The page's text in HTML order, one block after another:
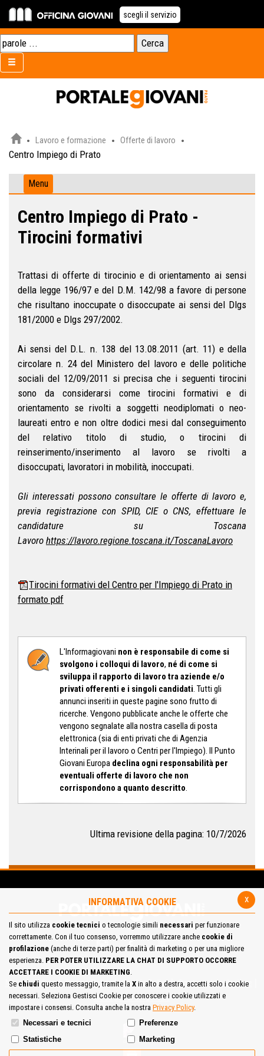
scegli il servizio
Lavoro e formazione Offerte di lavoro
Centro Impiego di Prato
Menu
Centro Impiego di Prato -
Tirocini formativi
Trattasi di offerte di tirocinio e di orientamento ai sensi
della legge 196/97 e del D.M. 142/98 a favore di persone
che risultano inoccupate o disoccupate ai sensi del Dlgs
181/2000 e Dlgs 297/2002.
Ai sensi del D.L. n. 138 del 13.08.2011 (art. 11) e della
circolare n. 24 del Ministero del lavoro e delle politiche
sociali del 12/09/2011 si precisa che i seguenti tirocini
sono da considerarsi come tirocini formativi e di
orientamento se rivolti a soggetti neodiplomati o neo-
laureati entro e non oltre dodici mesi dal conseguimento
del relativo titolo di studio, o tirocini di
reinserimento/inserimento al lavoro se rivolti a
disoccupati, lavoratori in mobilità, inoccupati.
Gli interessati possono consultare le offerte di lavoro e,
previa registrazione con SPID, CIE o CNS, effettuare le
candidature su Toscana
Lavoro https://lavoro.regione.toscana.it/ToscanaLavoro
Tirocini formativi del Centro per l'Impiego di Prato in
formato pdf
L'Informagiovani non è responsabile di come si
svolgono i colloqui di lavoro, né di come si
sviluppa il rapporto di lavoro tra aziende e/o
privati offerenti e i singoli candidati. Tutti gli
annunci inseriti in queste pagine sono frutto di
ricerche. Vengono pubblicate anche le offerte che
vengono segnalate alla nostra casella di posta
elettronica (sia di enti privati che di Agenzia
Interinali per il lavoro o Centri per l'Impiego). Il Punto
Giovani Europa declina ogni responsabilità per
eventuali offerte di lavoro che non
corrispondono a quanto descritto.
Ultima revisione della pagina: 10/7/2026
Mappa del Sito Privacy Policy Cookie Policy
Contatta la redazione
Cosa pensi del portale
x
INFORMATIVA COOKIE
Il sito utilizza cookie tecnici o tecnologie simili necessari per funzionare
correttamente. Con il tuo consenso, vorremmo utilizzare anche cookie di
profilazione (anche di terze parti) per finalità di marketing o per una migliore
esperienza. PER POTER UTILIZZARE LA CHAT DI SUPPORTO OCCORRE
ACCETTARE I COOKIE DI MARKETING.
Se chiudi questo messaggio, tramite la X in alto a destra, accetti solo i cookie
necessari. Seleziona Gestisci Cookie per conoscere i cookie utilizzati e
impostare i consensi. Consulta anche la nostra Privacy Policy.
Necessari e tecnici
Preferenze
Statistiche
Marketing